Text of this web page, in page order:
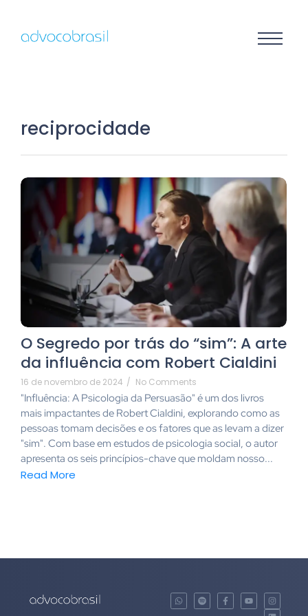
reciprocidade
O Segredo por trás do “sim”: A arte
da influência com Robert Cialdini
16 de novembro de 2024 / No Comments
"Influência: A Psicologia da Persuasão" é um dos livros
mais impactantes de Robert Cialdini, explorando como as
pessoas tomam decisões e os fatores que as levam a dizer
"sim". Com base em estudos de psicologia social, o autor
apresenta os seis princípios-chave que moldam nosso...
Read More